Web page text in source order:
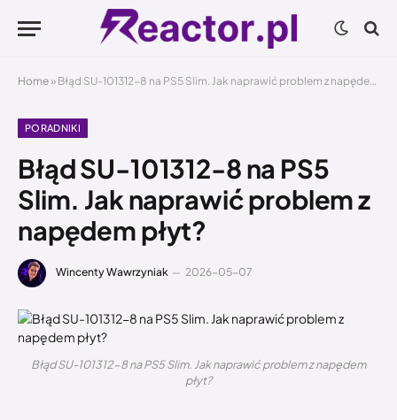
Home » Błąd SU-101312-8 na PS5 Slim. Jak naprawić problem z napędem płyt?
PORADNIKI
Błąd SU-101312-8 na PS5
Slim. Jak naprawić problem z
napędem płyt?
Wincenty Wawrzyniak 2026-05-07
Błąd SU-101312-8 na PS5 Slim. Jak naprawić problem z napędem
płyt?